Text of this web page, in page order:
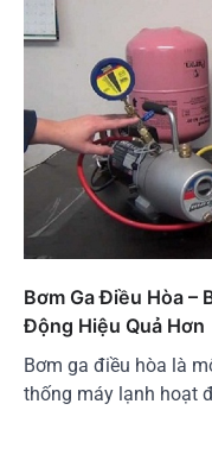
Bơm Ga Điều Hòa –
Động Hiệu Quả Hơn
Bơm ga điều hòa là
thống máy lạnh hoạt